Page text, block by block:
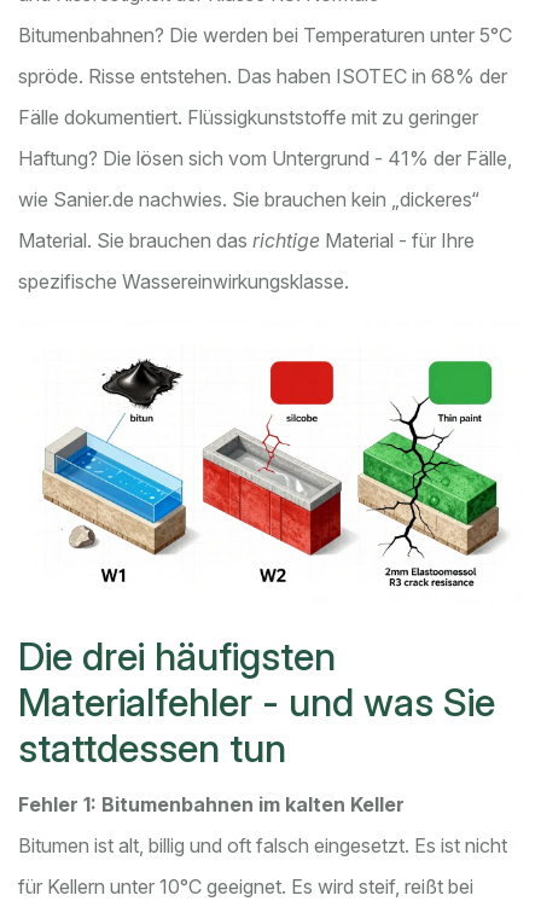
Bitumenbahnen? Die werden bei Temperaturen unter 5°C
spröde. Risse entstehen. Das haben ISOTEC in 68% der
Fälle dokumentiert. Flüssigkunststoffe mit zu geringer
Haftung? Die lösen sich vom Untergrund - 41% der Fälle,
wie Sanier.de nachwies. Sie brauchen kein „dickeres“
Material. Sie brauchen das richtige Material - für Ihre
spezifische Wassereinwirkungsklasse.
Die drei häufigsten
Materialfehler - und was Sie
stattdessen tun
Fehler 1: Bitumenbahnen im kalten Keller
Bitumen ist alt, billig und oft falsch eingesetzt. Es ist nicht
für Kellern unter 10°C geeignet. Es wird steif, reißt bei